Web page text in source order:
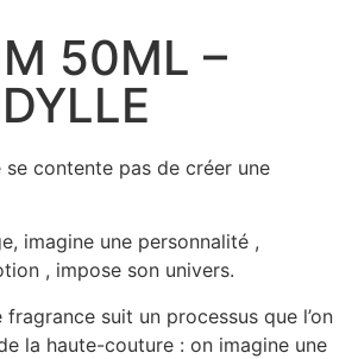
50ML –
se contente pas de créer une
imagine une personnalité ,
, impose son univers.
fragrance suit un processus que l’on
la haute-couture : on imagine une